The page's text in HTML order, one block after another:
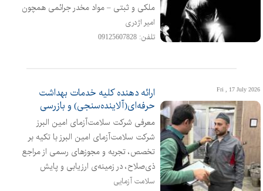
ملکی و ثبتی – مواد مخدر جرائمی همچون
: زنا – ربا – قتل – سرقت – کلاهبرداری و
… الزام به تنظیم سند رسمی – خلع ید –
امیر اژدری
تلفن: 09125607828
Fri , 17 July 2026
ارائه دهنده کلیه خدمات بهداشت
حرفه‌ای(آلاینده‌سنجی) و بازرسی
معرفی شرکت سلامت‌آزمای امین البرز
شرکت سلامت‌آزمای امین البرز با تکیه بر
تخصص، تجربه و مجوزهای رسمی از مراجع
ذی‌صلاح، در زمینه‌ی ارزیابی و پایش
آلاینده‌ها و بازرسی فنی تجهیزات ایمنی
سلامت آزمایی